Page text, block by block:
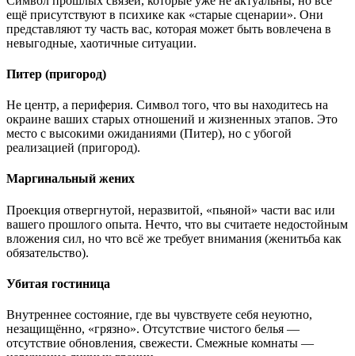
ещё присутствуют в психике как «старые сценарии». Они
представляют ту часть вас, которая может быть вовлечена в
невыгодные, хаотичные ситуации.
Питер (пригород)
Не центр, а периферия. Символ того, что вы находитесь на
окраине ваших старых отношений и жизненных этапов. Это
место с высокими ожиданиями (Питер), но с убогой
реализацией (пригород).
Маргинальный жених
Проекция отвергнутой, неразвитой, «пьяной» части вас или
вашего прошлого опыта. Нечто, что вы считаете недостойным
вложения сил, но что всё же требует внимания (женитьба как
обязательство).
Убитая гостиница
Внутреннее состояние, где вы чувствуете себя неуютно,
незащищённо, «грязно». Отсутствие чистого белья —
отсутствие обновления, свежести. Смежные комнаты —